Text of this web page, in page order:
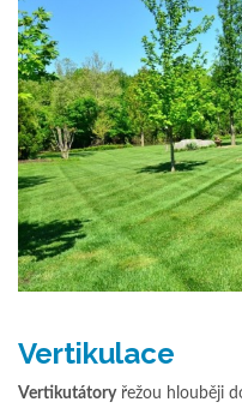
Vertikulace
Vertikutátoryřežou hlouběji